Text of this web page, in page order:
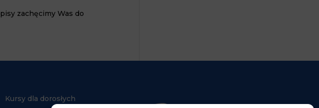
zachęcimy Was do
Kursy dla dorosłych